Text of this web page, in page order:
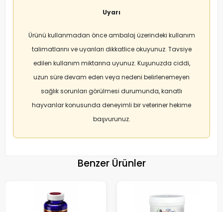
Uyarı
Ürünü kullanmadan önce ambalaj üzerindeki kullanım
talimatlarını ve uyarıları dikkatlice okuyunuz. Tavsiye
edilen kullanım miktarına uyunuz. Kuşunuzda ciddi,
uzun süre devam eden veya nedeni belirlenemeyen
sağlık sorunları görülmesi durumunda, kanatlı
hayvanlar konusunda deneyimli bir veteriner hekime
başvurunuz.
Benzer Ürünler